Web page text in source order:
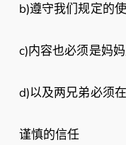
b)遵守我们规定的
c)内容也必须是妈
d)以及两兄弟必须
谨慎的信任